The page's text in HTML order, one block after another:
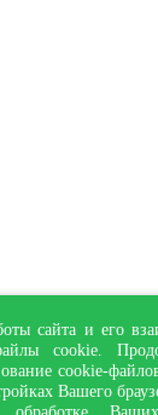
сайта и его
cookie.
cookie-
Вашего